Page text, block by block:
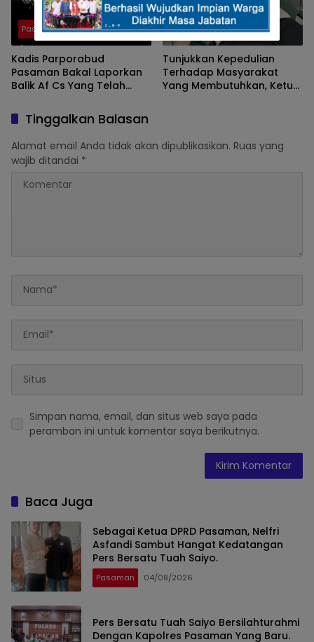
Pasaman
Kadis Parporabud
Pasaman Bakal Laporkan
Balik Af Cs Yang Telah
Melaporkannya
Pasaman
Tunjukkan Kepedulian
Terhadap Masyarakat
Yang Membutuhkan, Ketua
Tinggalkan Balasan
Alamat email Anda tidak akan dipublikasikan. Ruas yang
wajib ditandai *
Simpan nama, email, dan situs web saya pada
peramban ini untuk komentar saya berikutnya.
Baca Juga
Sebagai Ketua DPRD Pasaman, Nelfri
Asfandi Sambut Hangat Kedatangan
Pers Bersatu Tuah Saiyo.
Pasaman 04/08/2026
Pers Bersatu Tuah Saiyo Bersilahturahmi
Dengan Kapolres Pasaman Yang Baru.